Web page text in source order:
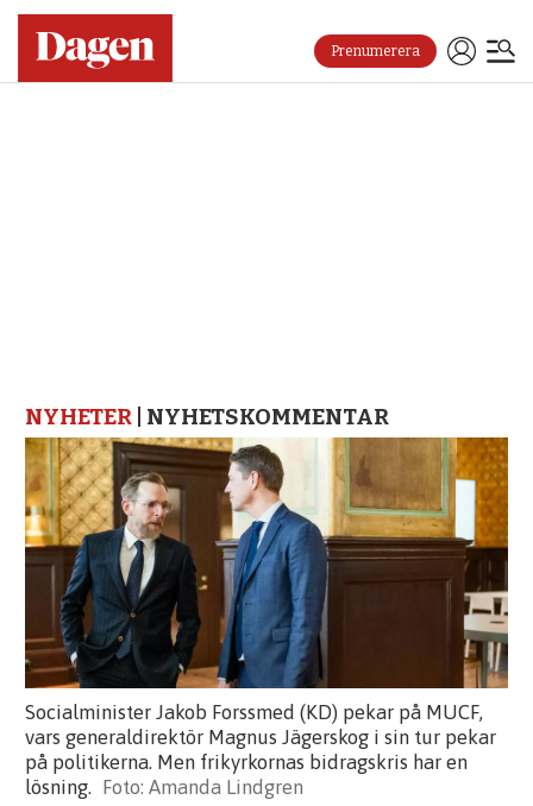
Prenumerera
NYHETER | NYHETSKOMMENTAR
Socialminister Jakob Forssmed (KD) pekar på MUCF,
vars generaldirektör Magnus Jägerskog i sin tur pekar
på politikerna. Men frikyrkornas bidragskris har en
lösning.
Amanda Lindgren